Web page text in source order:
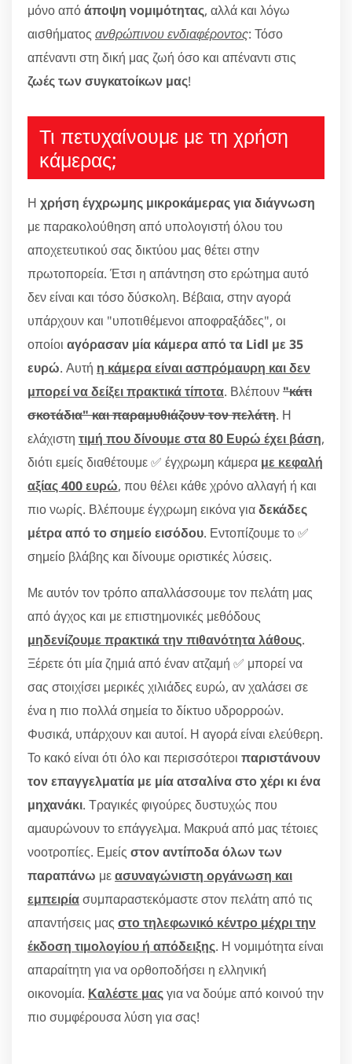
μόνο απόάποψη νομιμότητας, αλλά και λόγω
αισθήματος ανθρώπινου ενδιαφέροντος: Τόσο
απέναντι στη δική μας ζωή όσο και απέναντι στις
ζωές των συγκατοίκων μας!
Τι πετυχαίνουμε με τη χρήση
κάμερας;
Η χρήση έγχρωμης μικροκάμερας για διάγνωση
με παρακολούθηση από υπολογιστή όλου του
αποχετευτικού σας δικτύου μας θέτει στην
πρωτοπορεία. Έτσι η απάντηση στο ερώτημα αυτό
δεν είναι και τόσο δύσκολη. Βέβαια, στην αγορά
υπάρχουν και "υποτιθέμενοι αποφραξάδες", οι
οποίοι αγόρασαν μία κάμερα από τα Lidl με 35
ευρώ. Αυτή η κάμερα είναι ασπρόμαυρη και δεν
μπορεί να δείξει πρακτικά τίποτα. Βλέπουν"κάτι
σκοτάδια" και παραμυθιάζουν τον πελάτη. Η
ελάχιστη τιμή που δίνουμε στα 80 Ευρώ έχει βάση,
διότι εμείς διαθέτουμε ✅ έγχρωμη κάμερα με κεφαλή
αξίας 400 ευρώ, που θέλει κάθε χρόνο αλλαγή ή και
πιο νωρίς. Βλέπουμε έγχρωμη εικόνα γιαδεκάδες
μέτρα από το σημείο εισόδου. Εντοπίζουμε το ✅
σημείο βλάβης και δίνουμε οριστικές λύσεις.
Με αυτόν τον τρόπο απαλλάσσουμε τον πελάτη μας
από άγχος και με επιστημονικές μεθόδους
μηδενίζουμε πρακτικά την πιθανότητα λάθους.
Ξέρετε ότι μία ζημιά από έναν ατζαμή ✅ μπορεί να
σας στοιχίσει μερικές χιλιάδες ευρώ, αν χαλάσει σε
ένα η πιο πολλά σημεία το δίκτυο υδρορροών.
Φυσικά, υπάρχουν και αυτοί. Η αγορά είναι ελεύθερη.
Το κακό είναι ότι όλο και περισσότεροι παριστάνουν
τον επαγγελματία με μία ατσαλίνα στο χέρι κι ένα
μηχανάκι. Τραγικές φιγούρες δυστυχώς που
αμαυρώνουν το επάγγελμα. Μακρυά από μας τέτοιες
νοοτροπίες. Εμείς στον αντίποδα όλων των
παραπάνω μεασυναγώνιστη οργάνωση και
εμπειρίασυμπαραστεκόμαστε στον πελάτη από τις
απαντήσεις μας στο τηλεφωνικό κέντρο μέχρι την
έκδοση τιμολογίου ή απόδειξης. Η νομιμότητα είναι
απαραίτητη για να ορθοποδήσει η ελληνική
οικονομία. Καλέστε μαςγια να δούμε από κοινού την
πιο συμφέρουσα λύση για σας!